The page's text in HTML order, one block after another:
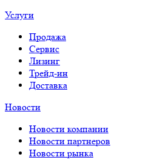
Услуги
Продажа
Сервис
Лизинг
Трейд-ин
Доставка
Новости
Новости компании
Новости партнеров
Новости рынка